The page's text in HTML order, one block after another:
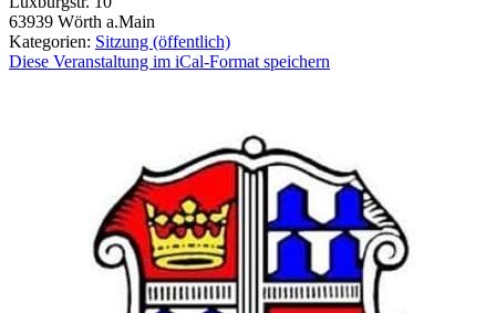
63939 Wörth a.Main
Kategorien: Sitzung (öffentlich)
Diese Veranstaltung im iCal-Format speichern